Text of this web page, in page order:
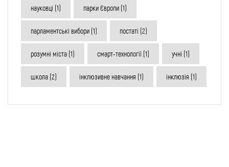
науковці (1) парки Європи (1)
парламентські вибори (1) постаті (2)
розумні міста (1) смарт-технології (1) учні (1)
школа (2) інклюзивне навчання (1) інклюзія (1)